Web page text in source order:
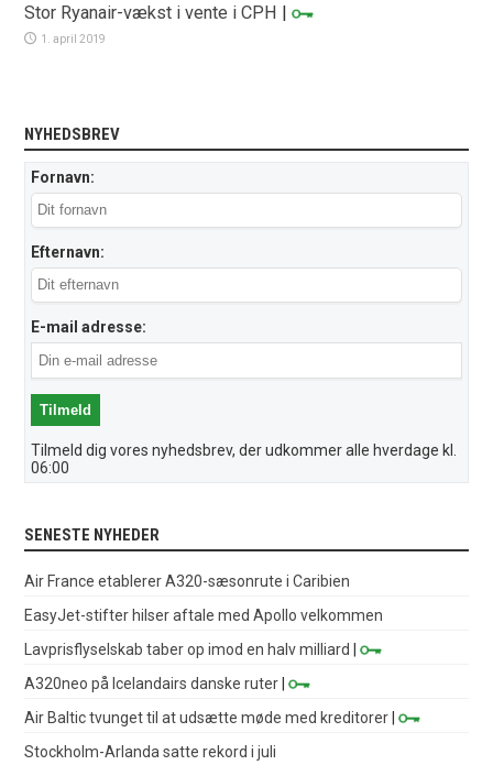
Stor Ryanair-vækst i vente i CPH |
1. april 2019
NYHEDSBREV
Fornavn:
Efternavn:
E-mail adresse:
Tilmeld dig vores nyhedsbrev, der udkommer alle hverdage kl.
06:00
SENESTE NYHEDER
Air France etablerer A320-sæsonrute i Caribien
EasyJet-stifter hilser aftale med Apollo velkommen
Lavprisflyselskab taber op imod en halv milliard
|
A320neo på Icelandairs danske ruter |
Air Baltic tvunget til at udsætte møde med kreditorer |
Stockholm-Arlanda satte rekord i juli